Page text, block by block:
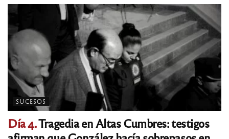
SUCESOS
Día 4.Tragedia en Altas Cumbres: testigos